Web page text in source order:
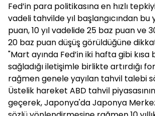
Fed’in para politikasına en hızlı
vadeli tahvilde yıl başlangıcından bu
puan, 10 yıl vadelide 25 baz puan ve
20 baz puan düşüş görüldüğüne
"Mart ayında Fed’in iki hafta gibi kısa
sağladığı iletişimle birlikte artırdığı
rağmen genele yayılan tahvil talebi
Üstelik hareket ABD tahvil
geçerek, Japonya'da Japonya